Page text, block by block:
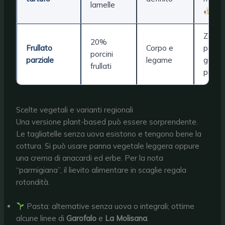
lamelle
Frullato
parziale
20%
porcini
frullati
Corpo e
legame
Zero
gusto
pieno
Scelte vegetali e varianti regionali
Una versione plant-based può essere sorprendente.
Le tagliatelle senza uova esistono e tengono bene la
cottura. Si può usare panna vegetale leggera oppure
una crema di anacardi ed erbe. Per la nota
“parmigiana”, il lievito alimentare in scaglie regala
rotondità.
Pasta: alternative senza uova o integrali; ottime
alcune linee di Garofalo e La Molisana.